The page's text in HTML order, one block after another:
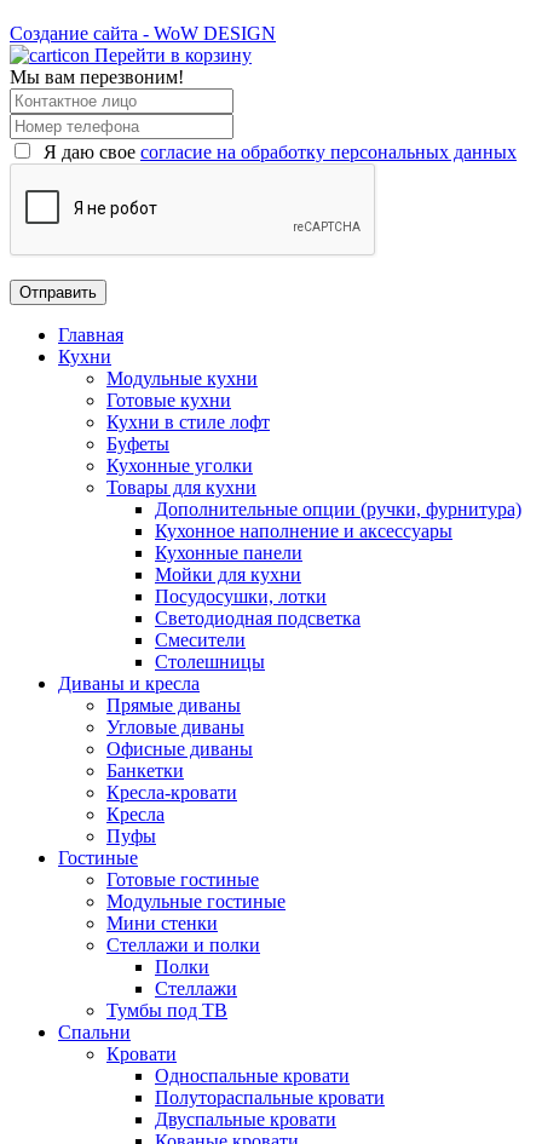
Создание сайта - WoW DESIGN
Перейти в корзину
Мы вам перезвоним!
Я даю свое согласие на обработку персональных данных
Главная
Кухни
Модульные кухни
Готовые кухни
Кухни в стиле лофт
Буфеты
Кухонные уголки
Товары для кухни
Дополнительные опции (ручки, фурнитура)
Кухонное наполнение и аксессуары
Кухонные панели
Мойки для кухни
Посудосушки, лотки
Светодиодная подсветка
Смесители
Столешницы
Диваны и кресла
Прямые диваны
Угловые диваны
Офисные диваны
Банкетки
Кресла-кровати
Кресла
Пуфы
Гостиные
Готовые гостиные
Модульные гостиные
Мини стенки
Стеллажи и полки
Полки
Стеллажи
Тумбы под ТВ
Спальни
Кровати
Односпальные кровати
Полутораспальные кровати
Двуспальные кровати